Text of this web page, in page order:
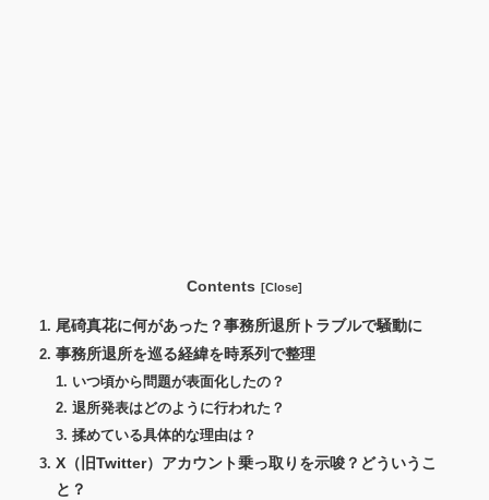
Contents
尾碕真花に何があった？事務所退所トラブルで騒動に
事務所退所を巡る経緯を時系列で整理
いつ頃から問題が表面化したの？
退所発表はどのように行われた？
揉めている具体的な理由は？
X（旧Twitter）アカウント乗っ取りを示唆？どういうこ
と？